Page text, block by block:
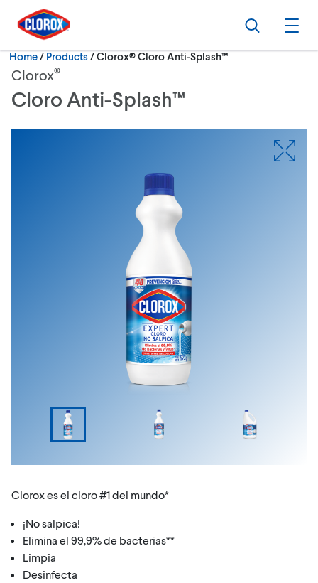
Skip to main navigation
Skip to content
Skip to footer
Search
Home/ Products Current:
Clorox® Cloro Anti-Splash™
Clorox®
Cloro Anti-Splash™
Clorox es el cloro #1 del mundo*
¡No salpica!
Elimina el 99,9% de bacterias**
Limpia
Desinfecta